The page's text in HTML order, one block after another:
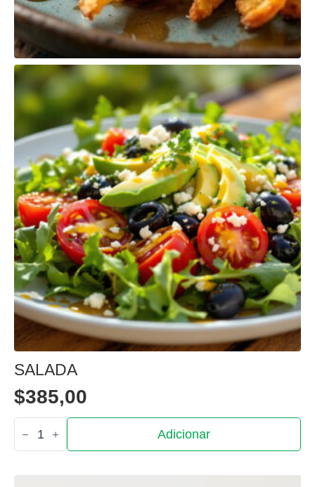
BATATA FRITA
$385,00
Quantidade
de
Batata
Frita
Adicionar
PRODUTOS
RELACIONADOS
SALADA
$385,00
Quantidade
de
Salada
Adicionar